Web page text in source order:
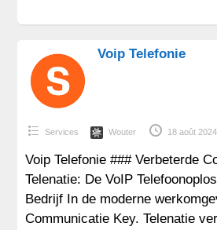
Voip Telefonie
Services Wouter 18 août 2024
Voip Telefonie ### Verbeterde
Telenatie: De VoIP
Bedrijf In de moderne
Communicatie Key. Telenatie